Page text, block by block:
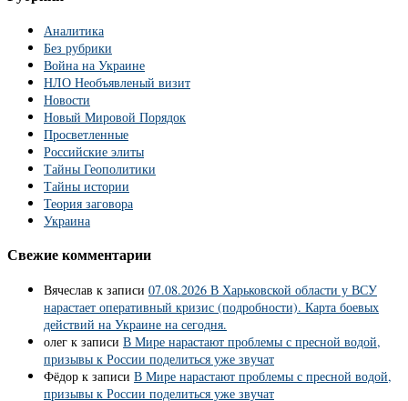
Аналитика
Без рубрики
Война на Украине
НЛО Необъявленый визит
Новости
Новый Мировой Порядок
Просветленные
Российские элиты
Тайны Геополитики
Тайны истории
Теория заговора
Украина
Свежие комментарии
Вячеслав к записи 07.08.2026 В Харьковской области у ВСУ
нарастает оперативный кризис (подробности). Карта боевых
действий на Украине на сегодня.
олег к записи В Мире нарастают проблемы с пресной водой,
призывы к России поделиться уже звучат
Фёдор к записи В Мире нарастают проблемы с пресной водой,
призывы к России поделиться уже звучат